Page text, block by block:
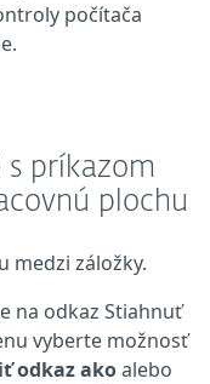
počítača
s príkazom
plochu
medzi záložky.
na odkaz Stiahnuť
vyberte možnosť
odkaz akoalebo